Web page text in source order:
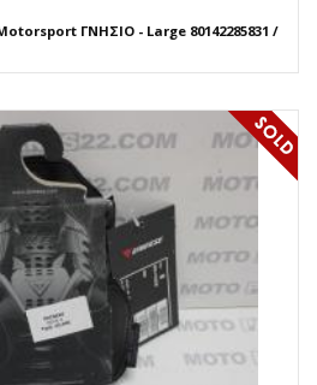
ΓΝΗΣΙΟ - Large 80142285831 /